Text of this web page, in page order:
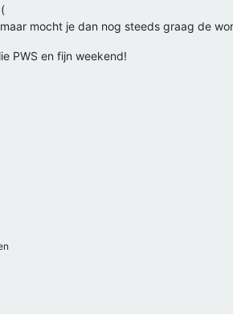
mocht je dan nog steeds graag de
PWS en fijn weekend!